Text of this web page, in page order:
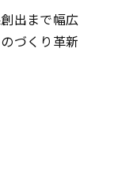
出まで幅広
づくり革新